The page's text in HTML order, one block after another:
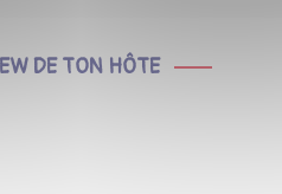
DE TON HÔTE